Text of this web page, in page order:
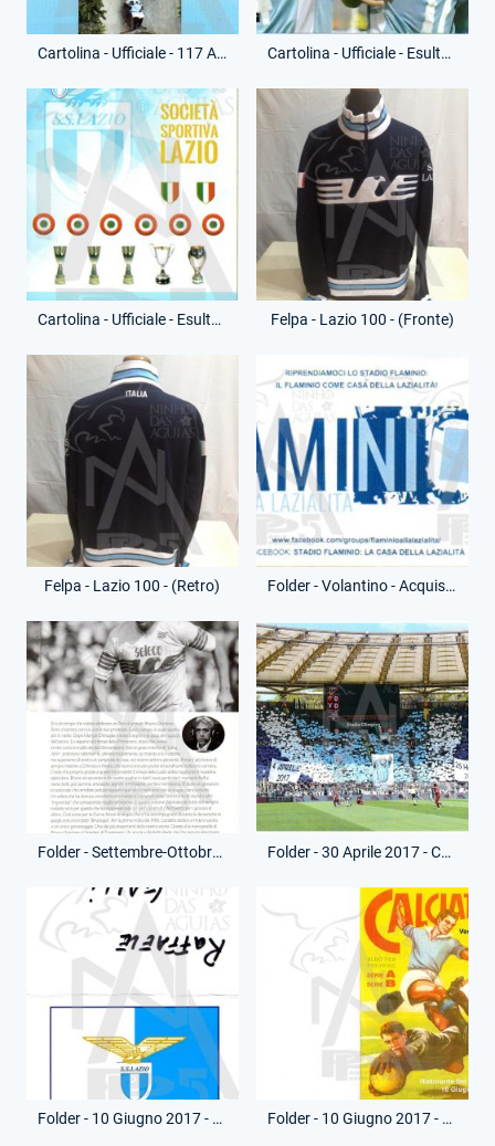
Cartolina - Ufficiale - 117 Anni Cartolina - Ufficiale - Esultanza Rete - (Fronte)
Cartolina - Ufficiale - Esultanza Rete - (Retro) Felpa - Lazio 100 - (Fronte)
Felpa - Lazio 100 - (Retro) Folder - Volantino - Acquisizione Stadio Flaminio
Folder - Settembre-Ottobre 2016 - Lazialità - Presentazione Periodico Bruno Giordano Folder - 30 Aprile 2017 - Curva Nord - Partita Roma-Lazio
Folder - 10 Giugno 2017 - Segnaposto - Pranzo Vecchie Glorie Folder - 10 Giugno 2017 - Menù - Pranzo Vecchie Glorie - (Fronte)